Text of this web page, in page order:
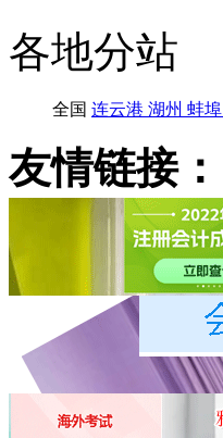
各地分站
全国 连云港 湖州 蚌埠
友情链接：